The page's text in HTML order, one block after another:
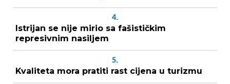
4.
Istrijan se nije mirio sa fašističkim
represivnim nasiljem
5.
Kvaliteta mora pratiti rast cijena u turizmu